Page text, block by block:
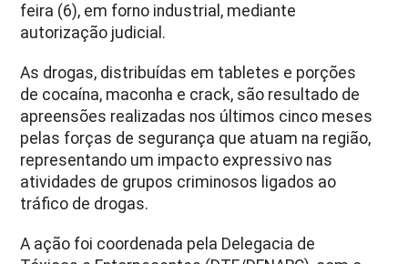
feira (6), em forno industrial, mediante
autorização judicial.
As drogas, distribuídas em tabletes e porções
de cocaína, maconha e crack, são resultado de
apreensões realizadas nos últimos cinco meses
pelas forças de segurança que atuam na região,
representando um impacto expressivo nas
atividades de grupos criminosos ligados ao
tráfico de drogas.
A ação foi coordenada pela Delegacia de